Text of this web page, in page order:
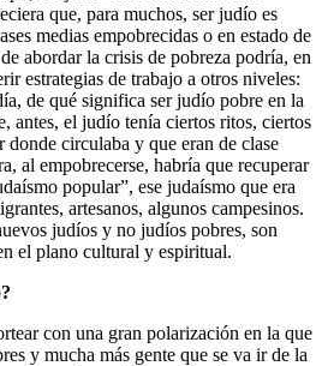
que, para muchos, ser judío es
medias empobrecidas o en estado de
abordar la crisis de pobreza podría, en
estrategias de trabajo a otros niveles:
de qué significa ser judío pobre en la
antes, el judío tenía ciertos ritos, ciertos
circulaba y que eran de clase
al empobrecerse, habría que recuperar
popular”, ese judaísmo que era
artesanos, algunos campesinos.
judíos y no judíos pobres, son
el plano cultural y espiritual.
con una gran polarización en la que
y mucha más gente que se va ir de la